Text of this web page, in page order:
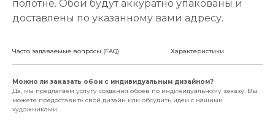
полотне. Обои будут аккуратно упакованы и
доставлены по указанному вами адресу.
Часто задаваемые вопросы (FAQ) Характеристики
Можно ли заказать обои с индивидуальным дизайном?
Да, мы предлагаем услугу создания обоев по индивидуальному заказу. Вы
можете предоставить свой дизайн или обсудить идеи с нашими
художниками.